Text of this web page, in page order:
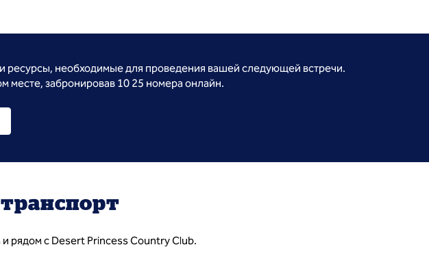
и ресурсы, необходимые для проведения вашей следующей встречи.
месте, забронировав 10 25 номера онлайн.
и рядом с Desert Princess Country Club.